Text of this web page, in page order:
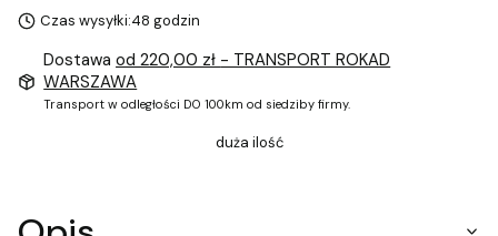
Czas wysyłki:48 godzin
Dostawaod 220,00 zł - TRANSPORT ROKAD
WARSZAWA
Transport w odległości DO 100km od siedziby firmy.
duża ilość